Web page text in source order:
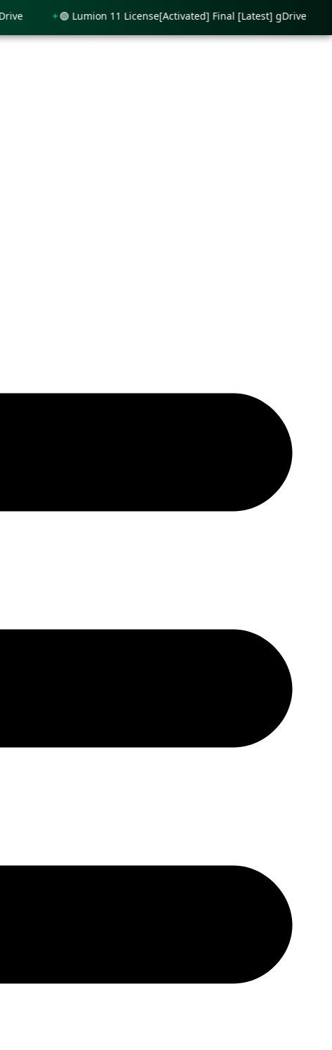
🟢 Lumion 11 License[Activated] Final [Latest] gDrive